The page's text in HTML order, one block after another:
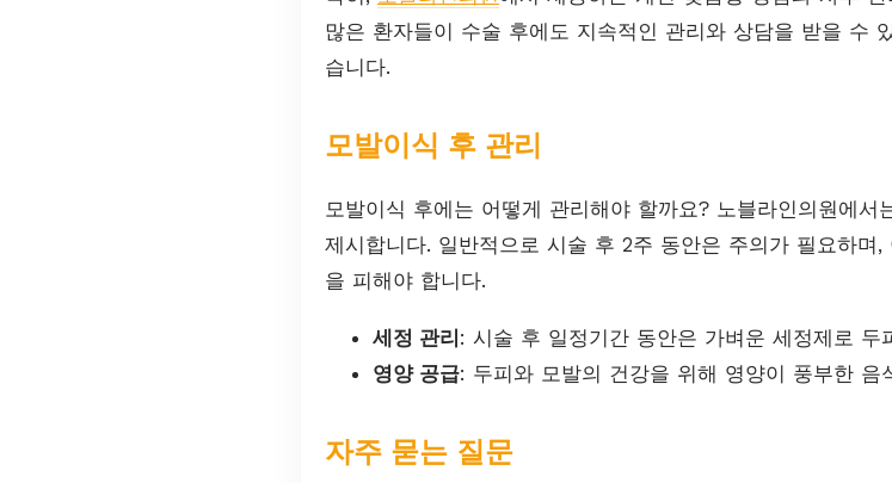
많은 환자들이 수술 후에도 지속적인 관리와 상담을 받을 수
습니다.
모발이식 후 관리
모발이식 후에는 어떻게 관리해야 할까요? 노블라인의원에
제시합니다. 일반적으로 시술 후 2주 동안은 주의가 필요하
을 피해야 합니다.
세정 관리 : 시술 후 일정기간 동안은 가벼운 세정제로
영양 공급: 두피와 모발의 건강을 위해 영양이 풍부한 음
자주 묻는 질문